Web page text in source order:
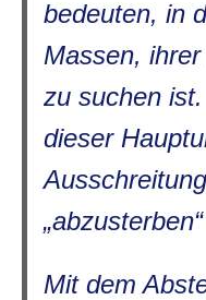
bedeuten, in
Massen,
zu suchen
dieser
Mit dem